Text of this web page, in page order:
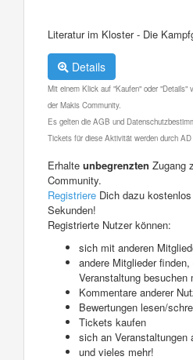
Literatur im Kloster - Die
Details
Mit einem Klick auf "Kaufen" oder "Details"
der Makis Community.
Es gelten die AGB und
Tickets für diese Aktivität werden durch
Erhalte unbegrenzten Zugang
Community.
Registriere Dich dazu
Sekunden!
Registrierte Nutzer können:
sich mit anderen
andere Mitglieder
Veranstaltung besuchen
Kommentare anderer
Bewertungen lesen/
Tickets kaufen
sich an Veranstaltungen
und vieles mehr!